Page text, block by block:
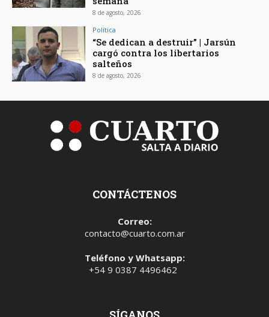
8 de agosto, 2026
Política
“Se dedican a destruir” | Jarsún
cargó contra los libertarios
salteños
8 de agosto, 2026
CONTÁCTENOS
Correo:
contacto@cuarto.com.ar
Teléfono y Whatsapp:
+54 9 0387 4496462